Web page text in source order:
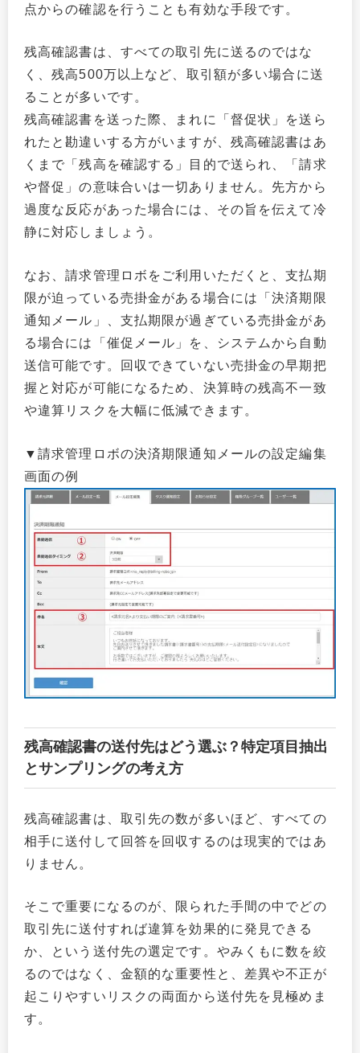
点からの確認を行うことも有効な手段です。
残高確認書は、すべての取引先に送るのではな
く、残高500万以上など、取引額が多い場合に送
ることが多いです。
残高確認書を送った際、まれに「督促状」を送ら
れたと勘違いする方がいますが、残高確認書はあ
くまで「残高を確認する」目的で送られ、「請求
や督促」の意味合いは一切ありません。先方から
過度な反応があった場合には、その旨を伝えて冷
静に対応しましょう。
なお、請求管理ロボをご利用いただくと、支払期
限が迫っている売掛金がある場合には「決済期限
通知メール」、支払期限が過ぎている売掛金があ
る場合には「催促メール」を、システムから自動
送信可能です。回収できていない売掛金の早期把
握と対応が可能になるため、決算時の残高不一致
や違算リスクを大幅に低減できます。
▼請求管理ロボの決済期限通知メールの設定編集
画面の例
残高確認書の送付先はどう選ぶ？特定項目抽出
とサンプリングの考え方
残高確認書は、取引先の数が多いほど、すべての
相手に送付して回答を回収するのは現実的ではあ
りません。
そこで重要になるのが、限られた手間の中でどの
取引先に送付すれば違算を効果的に発見できる
か、という送付先の選定です。やみくもに数を絞
るのではなく、金額的な重要性と、差異や不正が
起こりやすいリスクの両面から送付先を見極めま
す。